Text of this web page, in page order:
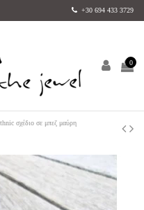
+30 694 433 3729
0
σχέδιο σε μπεζ μαύρη